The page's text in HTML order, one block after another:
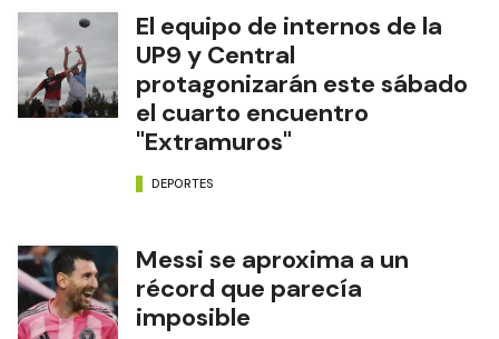
El equipo de internos de la
UP9 y Central
protagonizarán este sábado
el cuarto encuentro
"Extramuros"
DEPORTES
Messi se aproxima a un
récord que parecía
imposible